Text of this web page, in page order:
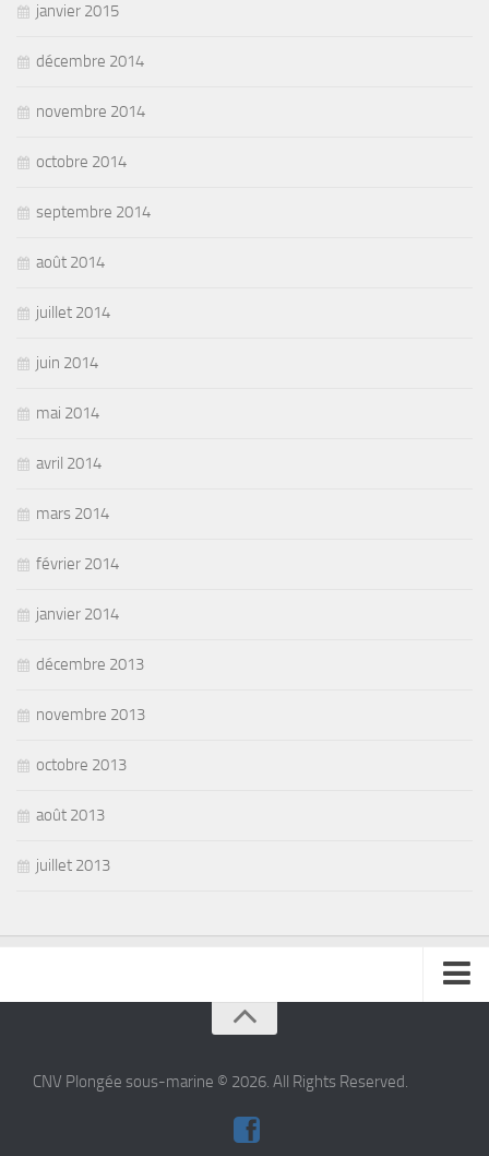
janvier 2015
décembre 2014
novembre 2014
octobre 2014
septembre 2014
août 2014
juillet 2014
juin 2014
mai 2014
avril 2014
mars 2014
février 2014
janvier 2014
décembre 2013
novembre 2013
octobre 2013
août 2013
juillet 2013
CNV Plongée sous-marine © 2026. All Rights Reserved.